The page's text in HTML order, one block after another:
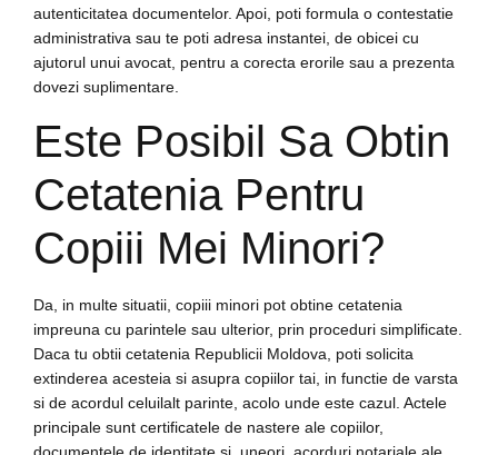
autenticitatea documentelor. Apoi, poti formula o contestatie
administrativa sau te poti adresa instantei, de obicei cu
ajutorul unui avocat, pentru a corecta erorile sau a prezenta
dovezi suplimentare.
Este Posibil Sa Obtin
Cetatenia Pentru
Copiii Mei Minori?
Da, in multe situatii, copiii minori pot obtine cetatenia
impreuna cu parintele sau ulterior, prin proceduri simplificate.
Daca tu obtii cetatenia Republicii Moldova, poti solicita
extinderea acesteia si asupra copiilor tai, in functie de varsta
si de acordul celuilalt parinte, acolo unde este cazul. Actele
principale sunt certificatele de nastere ale copiilor,